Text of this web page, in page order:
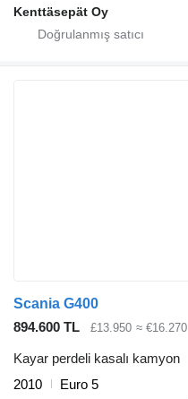
Kenttäsepät Oy
Scania G400
894.600 TL
£13.950 ≈ €16.270
Kayar perdeli kasalı kamyon
2010
Euro 5